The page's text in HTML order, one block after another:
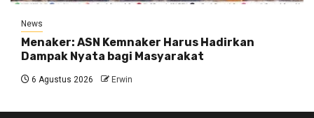
News
Menaker: ASN Kemnaker Harus Hadirkan
Dampak Nyata bagi Masyarakat
6 Agustus 2026 Erwin